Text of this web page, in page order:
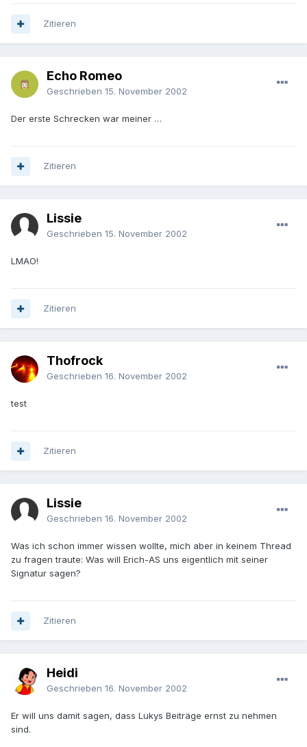
Zitieren
Echo Romeo
Geschrieben 15. November 2002
Der erste Schrecken war meiner …
Zitieren
Lissie
Geschrieben 15. November 2002
LMAO!
Zitieren
Thofrock
Geschrieben 16. November 2002
test
Zitieren
Lissie
Geschrieben 16. November 2002
Was ich schon immer wissen wollte, mich aber in keinem Thread
zu fragen traute: Was will Erich-AS uns eigentlich mit seiner
Signatur sagen?
Zitieren
Heidi
Geschrieben 16. November 2002
Er will uns damit sagen, dass Lukys Beiträge ernst zu nehmen
sind.